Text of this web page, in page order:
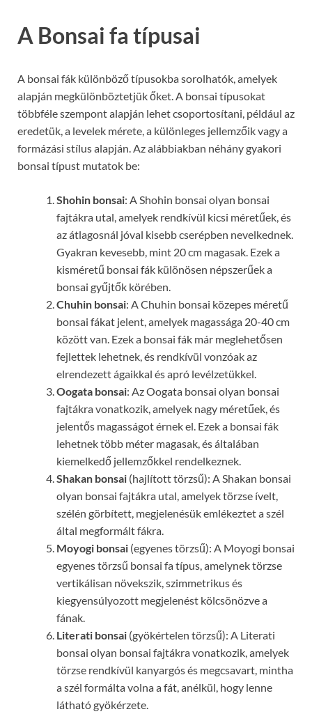
A Bonsai fa típusai
A bonsai fák különböző típusokba sorolhatók, amelyek
alapján megkülönböztetjük őket. A bonsai típusokat
többféle szempont alapján lehet csoportosítani, például az
eredetük, a levelek mérete, a különleges jellemzőik vagy a
formázási stílus alapján. Az alábbiakban néhány gyakori
bonsai típust mutatok be:
Shohin bonsai: A Shohin bonsai olyan bonsai
fajtákra utal, amelyek rendkívül kicsi méretűek, és
az átlagosnál jóval kisebb cserépben nevelkednek.
Gyakran kevesebb, mint 20 cm magasak. Ezek a
kisméretű bonsai fák különösen népszerűek a
bonsai gyűjtők körében.
Chuhin bonsai: A Chuhin bonsai közepes méretű
bonsai fákat jelent, amelyek magassága 20-40 cm
között van. Ezek a bonsai fák már meglehetősen
fejlettek lehetnek, és rendkívül vonzóak az
elrendezett ágaikkal és apró levélzetükkel.
Oogata bonsai: Az Oogata bonsai olyan bonsai
fajtákra vonatkozik, amelyek nagy méretűek, és
jelentős magasságot érnek el. Ezek a bonsai fák
lehetnek több méter magasak, és általában
kiemelkedő jellemzőkkel rendelkeznek.
Shakan bonsai (hajlított törzsű): A Shakan bonsai
olyan bonsai fajtákra utal, amelyek törzse ívelt,
szélén görbített, megjelenésük emlékeztet a szél
által megformált fákra.
Moyogi bonsai (egyenes törzsű): A Moyogi bonsai
egyenes törzsű bonsai fa típus, amelynek törzse
vertikálisan növekszik, szimmetrikus és
kiegyensúlyozott megjelenést kölcsönözve a
fának.
Literati bonsai (gyökértelen törzsű): A Literati
bonsai olyan bonsai fajtákra vonatkozik, amelyek
törzse rendkívül kanyargós és megcsavart, mintha
a szél formálta volna a fát, anélkül, hogy lenne
látható gyökérzete.